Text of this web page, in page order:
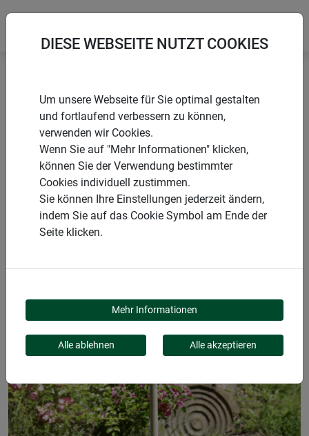
Startseite Rosenkugeln Rosenkugel-Korken
PRODUKTE
ROSENKUGEL-KORKEN
DIESE WEBSEITE NUTZT COOKIES
Um unsere Webseite für Sie optimal gestalten
und fortlaufend verbessern zu können,
verwenden wir Cookies.
Wenn Sie auf "Mehr Informationen" klicken,
können Sie der Verwendung bestimmter
Cookies individuell zustimmen.
Sie können Ihre Einstellungen jederzeit ändern,
indem Sie auf das Cookie Symbol am Ende der
Seite klicken.
Mehr Informationen
Alle ablehnen Alle akzeptieren